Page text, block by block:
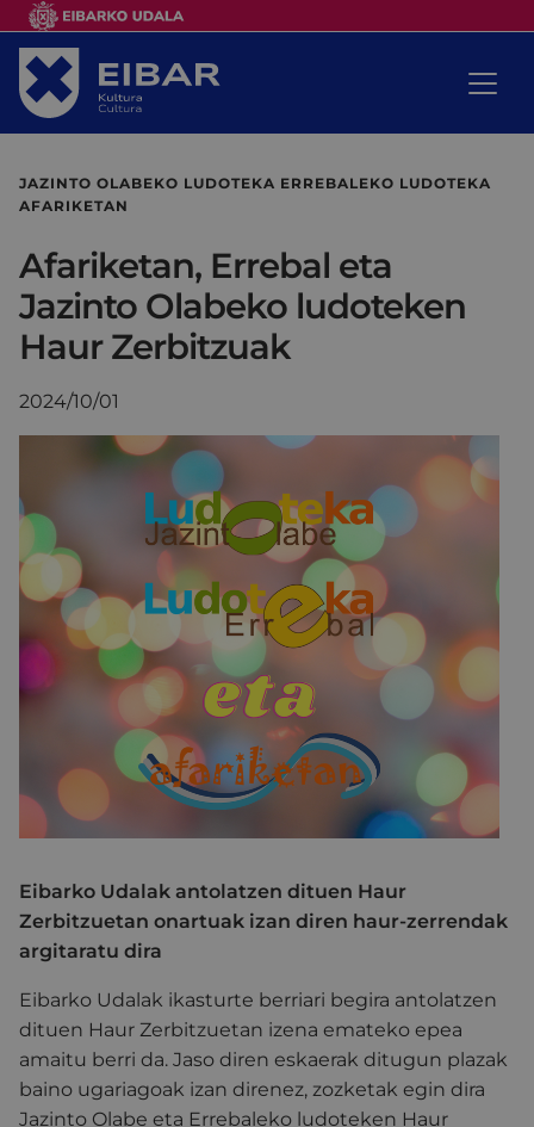
JAZINTO OLABEKO LUDOTEKA ERREBALEKO LUDOTEKA
AFARIKETAN
Afariketan, Errebal eta
Jazinto Olabeko ludoteken
Haur Zerbitzuak
2024/10/01
Eibarko Udalak antolatzen dituen Haur
Zerbitzuetan onartuak izan diren haur-zerrendak
argitaratu dira
Eibarko Udalak ikasturte berriari begira antolatzen
dituen Haur Zerbitzuetan izena emateko epea
amaitu berri da. Jaso diren eskaerak ditugun plazak
baino ugariagoak izan direnez, zozketak egin dira
Jazinto Olabe eta Errebaleko ludoteken Haur